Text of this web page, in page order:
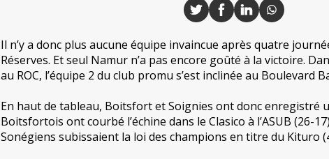
Il n’y a donc plus aucune équipe invaincue après quatre
Réserves. Et seul Namur n’a pas encore goûté à la victoire.
au ROC, l’équipe 2 du club promu s’est inclinée au Boulevard
En haut de tableau, Boitsfort et Soignies ont donc enregistré
Boitsfortois ont courbé l’échine dans le Clasico à l’ASUB (26-
Sonégiens subissaient la loi des champions en titre du Kituro